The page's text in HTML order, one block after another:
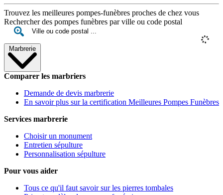
Trouvez les meilleures pompes-funèbres proches de chez vous
Rechercher des pompes funèbres par ville ou code postal
Marbrerie
Comparer les marbriers
Demande de devis marbrerie
En savoir plus sur la certification Meilleures Pompes Funèbres
Services marbrerie
Choisir un monument
Entretien sépulture
Personnalisation sépulture
Pour vous aider
Tous ce qu'il faut savoir sur les pierres tombales